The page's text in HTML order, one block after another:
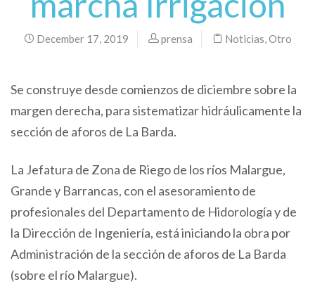
December 17, 2019 prensa Noticias Otro
Se construye desde comienzos de diciembre sobre la
margen derecha, para sistematizar hidráulicamente la
sección de aforos de La Barda.
La Jefatura de Zona de Riego de los ríos Malargue,
Grande y Barrancas, con el asesoramiento de
profesionales del Departamento de Hidorología y de
la Dirección de Ingeniería, está iniciando la obra por
Administración de la sección de aforos de La Barda
(sobre el río Malargue).